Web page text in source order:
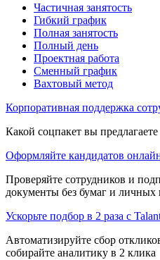
Частичная занятость
Гибкий график
Полная занятость
Полный день
Проектная работа
Сменный график
Вахтовый метод
Корпоративная поддержка
Какой соцпакет вы
Оформляйте кандидатов
Проверяйте сотрудников и
документы без бумаг и личных
Ускорьте подбор в 2 раза с
Автоматизируйте сбор
собирайте аналитику в 2 клика